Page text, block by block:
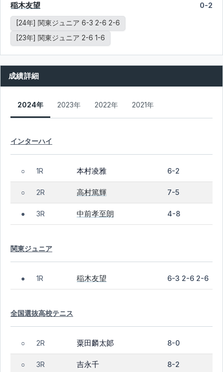
稲木友望 0-2
[24年] 関東ジュニア 6-3 2-6 2-6
[23年] 関東ジュニア 2-6 1-6
成績詳細
2024年 2023年 2022年 2021年
インターハイ
○ 1R 本村凌雅 6-2
○ 2R 高村篤輝 7-5
● 3R 中前孝至朗 4-8
関東ジュニア
● 1R 稲木友望 6-3 2-6 2-6
全国選抜高校テニス
○ 2R 粟田麟太郞 8-0
○ 3R 吉永千 8-2